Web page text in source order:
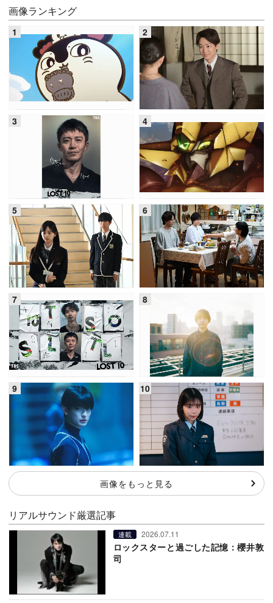
画像ランキング
画像をもっと見る
リアルサウンド厳選記事
連載 2026.07.11
ロックスターと過ごした記憶：櫻井敦
司